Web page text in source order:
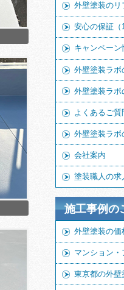
外壁塗装のリ
安心の保証（
キャンペーン
外壁塗装ラボ
外壁塗装ラボ
よくあるご質
外壁塗装ラボ
会社案内
塗装職人の求
施工事例の
外壁塗装の価
マンション
東京都の外壁